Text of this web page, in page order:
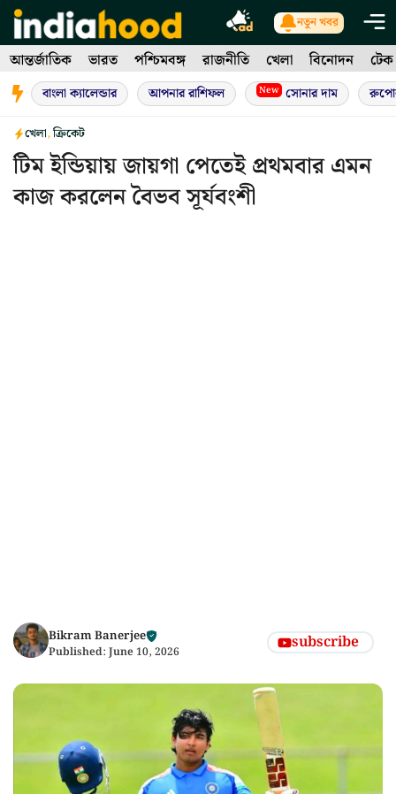
Skip
to
content
নতুন খবর
আন্তর্জাতিক ভারত পশ্চিমবঙ্গ রাজনীতি খেলা বিনোদন টেক
বাংলা ক্যালেন্ডার আপনার রাশিফল New সোনার দাম
খেলা,ক্রিকেট
টিম ইন্ডিয়ায় জায়গা পেতেই প্রথমবার এমন
কাজ করলেন বৈভব সূর্যবংশী
Bikram Banerjee
Published: June 10, 2026 subscribe